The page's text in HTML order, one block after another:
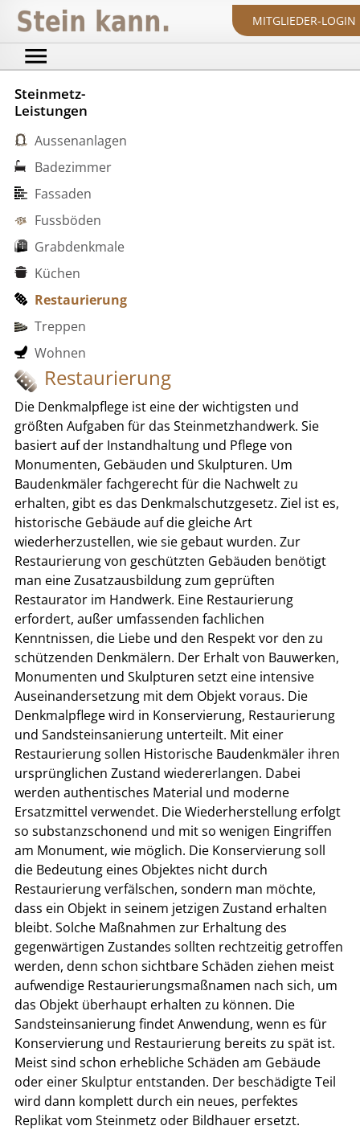
MITGLIEDER-LOGIN
Steinmetz-
Leistungen
Aussenanlagen
Badezimmer
Fassaden
Fussböden
Grabdenkmale
Küchen
Restaurierung
Treppen
Wohnen
Restaurierung
Die Denkmalpflege ist eine der wichtigsten und
größten Aufgaben für das Steinmetzhandwerk. Sie
basiert auf der Instandhaltung und Pflege von
Monumenten, Gebäuden und Skulpturen. Um
Baudenkmäler fachgerecht für die Nachwelt zu
erhalten, gibt es das Denkmalschutzgesetz. Ziel ist es,
historische Gebäude auf die gleiche Art
wiederherzustellen, wie sie gebaut wurden. Zur
Restaurierung von geschützten Gebäuden benötigt
man eine Zusatzausbildung zum geprüften
Restaurator im Handwerk. Eine Restaurierung
erfordert, außer umfassenden fachlichen
Kenntnissen, die Liebe und den Respekt vor den zu
schützenden Denkmälern. Der Erhalt von Bauwerken,
Monumenten und Skulpturen setzt eine intensive
Auseinandersetzung mit dem Objekt voraus. Die
Denkmalpflege wird in Konservierung, Restaurierung
und Sandsteinsanierung unterteilt. Mit einer
Restaurierung sollen Historische Baudenkmäler ihren
ursprünglichen Zustand wiedererlangen. Dabei
werden authentisches Material und moderne
Ersatzmittel verwendet. Die Wiederherstellung erfolgt
so substanzschonend und mit so wenigen Eingriffen
am Monument, wie möglich. Die Konservierung soll
die Bedeutung eines Objektes nicht durch
Restaurierung verfälschen, sondern man möchte,
dass ein Objekt in seinem jetzigen Zustand erhalten
bleibt. Solche Maßnahmen zur Erhaltung des
gegenwärtigen Zustandes sollten rechtzeitig getroffen
werden, denn schon sichtbare Schäden ziehen meist
aufwendige Restaurierungsmaßnamen nach sich, um
das Objekt überhaupt erhalten zu können. Die
Sandsteinsanierung findet Anwendung, wenn es für
Konservierung und Restaurierung bereits zu spät ist.
Meist sind schon erhebliche Schäden am Gebäude
oder einer Skulptur entstanden. Der beschädigte Teil
wird dann komplett durch ein neues, perfektes
Replikat vom Steinmetz oder Bildhauer ersetzt.